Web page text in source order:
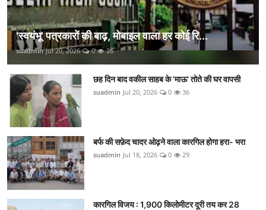
'स्वयंभू' पत्रकारों की बाढ़, मोबाइल वाला हर कोई रि...
suadmin Jul 20, 2026 0 26
छह दिन बाद वकील साहब के 'माऊ' तोते की घर वापसी
suadmin Jul 20, 2026 0 36
बर्फ की सफ़ेद चादर ओढ़ने वाला कारगिल होगा हरा- भरा
suadmin Jul 18, 2026 0 29
कारगिल विजय : 1,900 किलोमीटर दूरी तय कर 28